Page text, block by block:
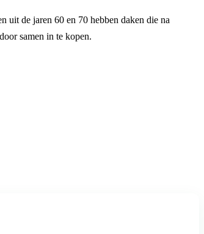
uit de jaren 60 en 70 hebben daken die na
samen in te kopen.